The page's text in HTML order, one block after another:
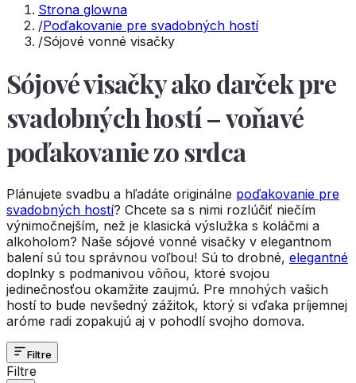
Strona glowna
/Poďakovanie pre svadobných hostí
/Sójové vonné visačky
Sójové visačky ako darček pre
svadobných hostí – voňavé
poďakovanie zo srdca
Plánujete svadbu a hľadáte originálne poďakovanie pre
svadobných hostí? Chcete sa s nimi rozlúčiť niečím
výnimočnejším, než je klasická výslužka s koláčmi a
alkoholom? Naše sójové vonné visačky v elegantnom
balení sú tou správnou voľbou! Sú to drobné, elegantné
doplnky s podmanivou vôňou, ktoré svojou
jedinečnosťou okamžite zaujmú. Pre mnohých vašich
hostí to bude nevšedný zážitok, ktorý si vďaka príjemnej
aróme radi zopakujú aj v pohodlí svojho domova.
Filtre
Filtre